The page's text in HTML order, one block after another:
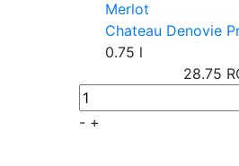
Chateau Denovie
0.75 l
28.75
- +